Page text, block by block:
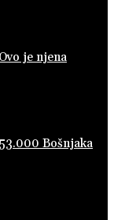
je njena
Bošnjaka